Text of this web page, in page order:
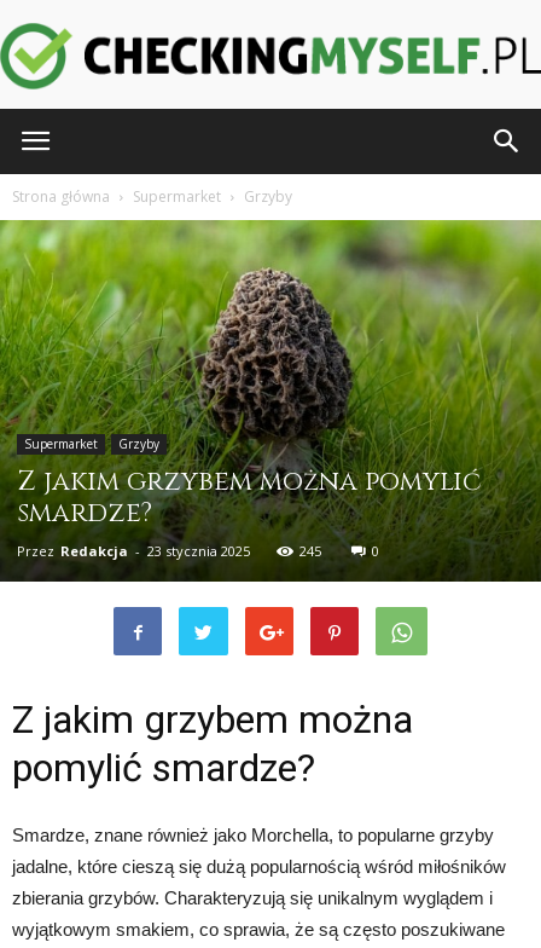
Strona główna Supermarket Grzyby
Supermarket Grzyby
Z jakim grzybem można pomylić
smardze?
Przez Redakcja - 23 stycznia 2025 245 0
Z jakim grzybem można
pomylić smardze?
Smardze, znane również jako Morchella, to popularne grzyby
jadalne, które cieszą się dużą popularnością wśród miłośników
zbierania grzybów. Charakteryzują się unikalnym wyglądem i
wyjątkowym smakiem, co sprawia, że są często poszukiwane